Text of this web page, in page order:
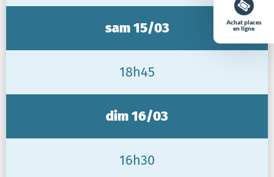
Achat places
en ligne
sam 15/03
18h45
dim 16/03
16h30